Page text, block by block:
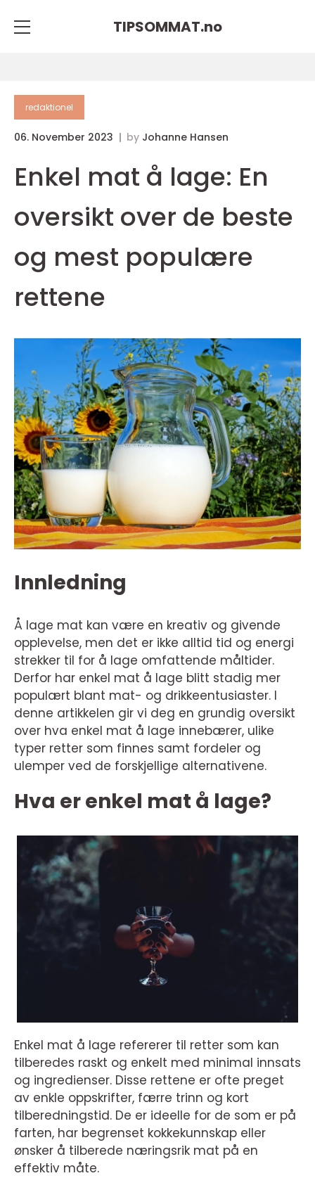
TIPSOMMAT.no
redaktionel
06. November 2023 by Johanne Hansen
Enkel mat å lage: En
oversikt over de beste
og mest populære
rettene
Innledning
Å lage mat kan være en kreativ og givende
opplevelse, men det er ikke alltid tid og energi
strekker til for å lage omfattende måltider.
Derfor har enkel mat å lage blitt stadig mer
populært blant mat- og drikkeentusiaster. I
denne artikkelen gir vi deg en grundig oversikt
over hva enkel mat å lage innebærer, ulike
typer retter som finnes samt fordeler og
ulemper ved de forskjellige alternativene.
Hva er enkel mat å lage?
Enkel mat å lage refererer til retter som kan
tilberedes raskt og enkelt med minimal innsats
og ingredienser. Disse rettene er ofte preget
av enkle oppskrifter, færre trinn og kort
tilberedningstid. De er ideelle for de som er på
farten, har begrenset kokkekunnskap eller
ønsker å tilberede næringsrik mat på en
effektiv måte.